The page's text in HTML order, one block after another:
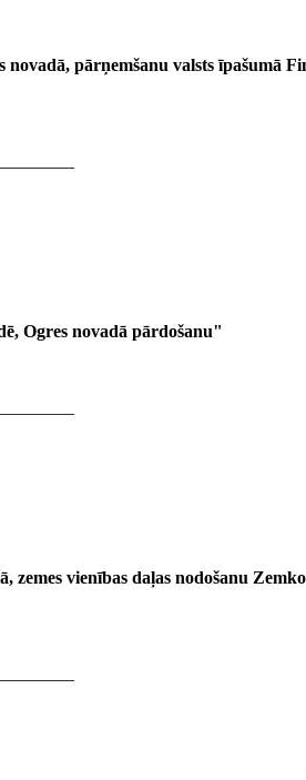
pārņemšanu valsts īpašumā
Ogres novadā pārdošanu"
zemes vienības daļas nodošanu